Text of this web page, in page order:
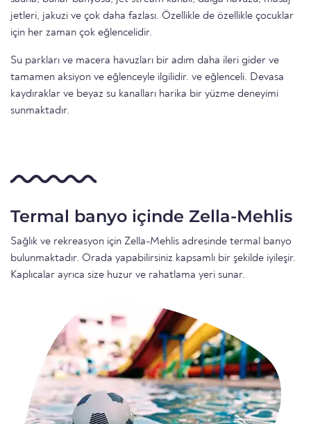
jetleri, jakuzi ve çok daha fazlası. Özellikle de özellikle çocuklar
için her zaman çok eğlencelidir.
Su parkları ve macera havuzları bir adım daha ileri gider ve
tamamen aksiyon ve eğlenceyle ilgilidir. ve eğlenceli. Devasa
kaydıraklar ve beyaz su kanalları harika bir yüzme deneyimi
sunmaktadır.
Termal banyo içinde Zella-Mehlis
Sağlık ve rekreasyon için Zella-Mehlis adresinde termal banyo
bulunmaktadır. Orada yapabilirsiniz kapsamlı bir şekilde iyileşir.
Kaplıcalar ayrıca size huzur ve rahatlama yeri sunar.